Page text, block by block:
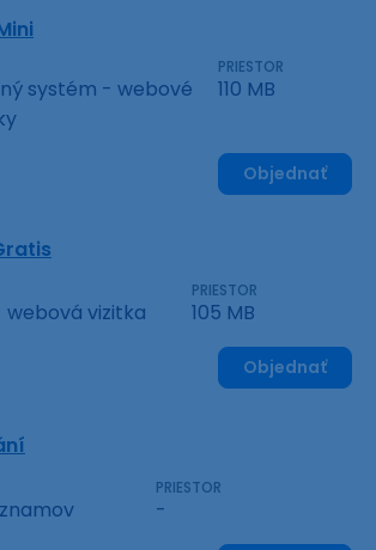
systém - webové
PRIESTOR
110 MB
Objednať
webová vizitka
PRIESTOR
105 MB
Objednať
PRIESTOR
-